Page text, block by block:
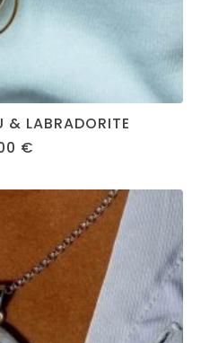
& LABRADORITE
€